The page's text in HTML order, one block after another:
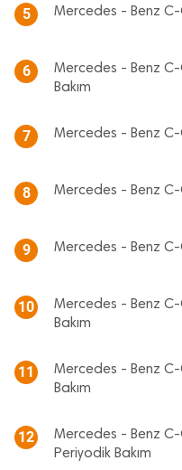
5 Mercedes - Benz C-
6
Mercedes - Benz
Bakım
7 Mercedes - Benz C-
8 Mercedes - Benz C-
9 Mercedes - Benz C-
10
Mercedes - Benz
Bakım
11
Mercedes - Benz
Bakım
12
Mercedes - Benz
Periyodik Bakım